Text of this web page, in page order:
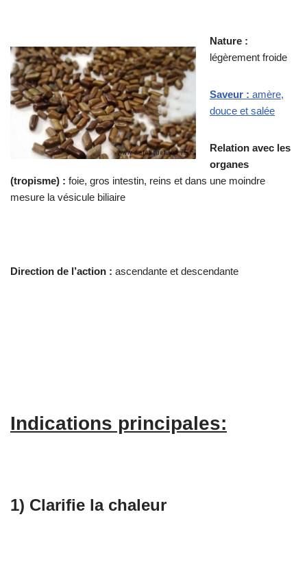
Nature :
légèrement froide
Saveur : amère,
douce et salée
Relation avec les
organes
(tropisme) : foie, gros intestin, reins et dans une moindre
mesure la vésicule biliaire
Direction de l’action : ascendante et descendante
Indications principales:
1) Clarifie la chaleur